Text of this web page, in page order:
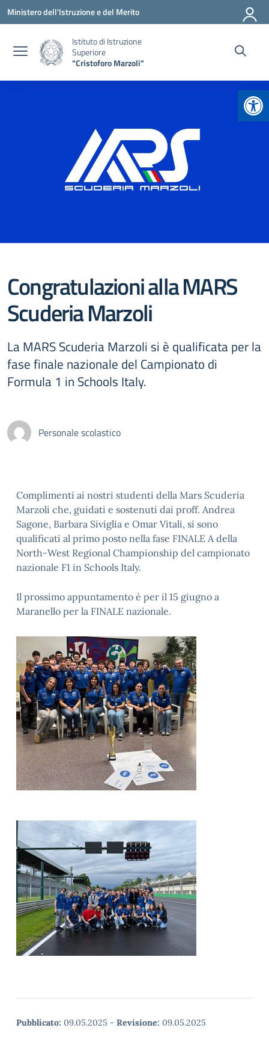
Vai ai contenuti
Vai al menu di navigazione
Vai al footer
Ministero dell'Istruzione e del Merito
Istituto di Istruzione
Superiore
"Cristoforo Marzoli"
Congratulazioni alla MARS
Scuderia Marzoli
La MARS Scuderia Marzoli si è qualificata per la
fase finale nazionale del Campionato di
Formula 1 in Schools Italy.
Personale scolastico
Complimenti ai nostri studenti della Mars Scuderia
Marzoli che, guidati e sostenuti dai proff. Andrea
Sagone, Barbara Siviglia e Omar Vitali, si sono
qualificati al primo posto nella fase FINALE A della
North-West Regional Championship del campionato
nazionale F1 in Schools Italy.
Il prossimo appuntamento è per il 15 giugno a
Maranello per la FINALE nazionale.
Pubblicato: 09.05.2025 - Revisione: 09.05.2025